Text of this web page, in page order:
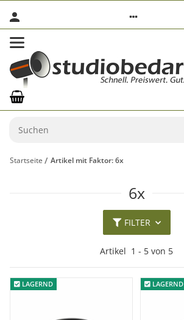
Startseite Artikel mit Faktor: 6x
6x
FILTER
Artikel 1 - 5 von 5
LAGERND
LAGERND LAGERND
LAGERND